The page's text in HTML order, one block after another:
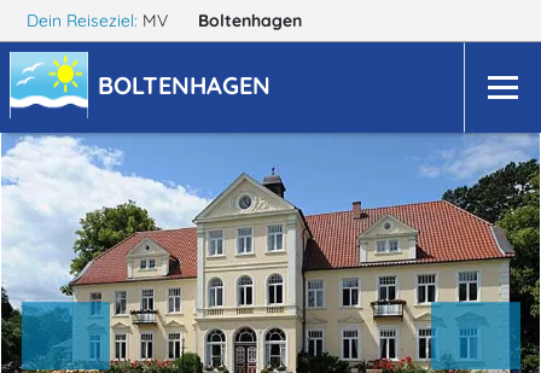
Dein Reiseziel: MV Boltenhagen
BOLTENHAGEN